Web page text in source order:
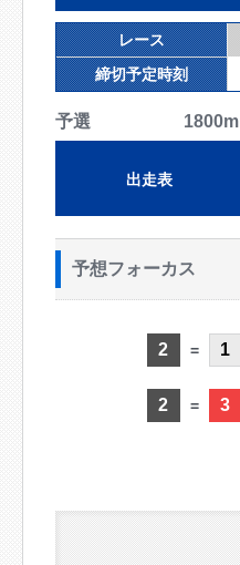
レース
締切予定時刻
予選 1800m
出走表
予想フォーカス
2 = 1
2 = 3